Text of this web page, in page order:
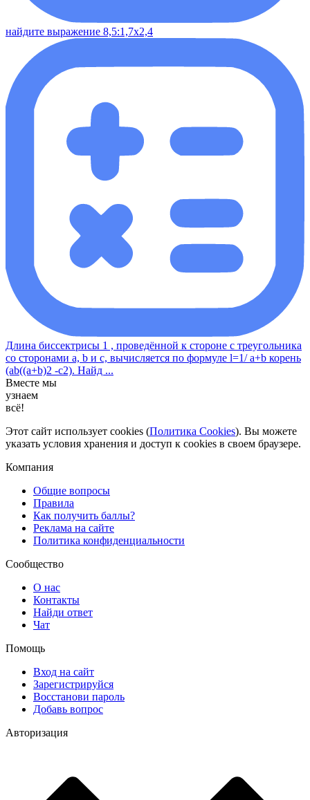
найдите выражение 8,5:1,7х2,4
Длина биссектрисы 1 , проведённой к стороне с треугольника
со сторонами a, b и с, вычисляется по формуле l=1/ a+b корень
(ab((a+b)2 -c2). Найд ...
Вместе мы
узнаем
всё!
Этот сайт использует cookies (Политика Cookies). Вы можете
указать условия хранения и доступ к cookies в своем браузере.
Компания
Общие вопросы
Правила
Как получить баллы?
Реклама на сайте
Политика конфиденциальности
Сообщество
О нас
Контакты
Найди ответ
Чат
Помощь
Вход на сайт
Зарегистрируйся
Восстанови пароль
Добавь вопрос
Авторизация